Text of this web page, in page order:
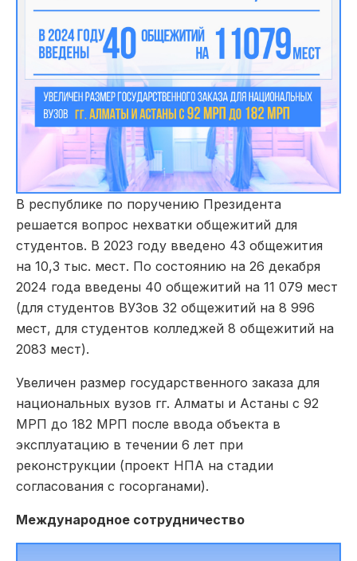
В республике по поручению Президента
решается вопрос нехватки общежитий для
студентов. В 2023 году введено 43 общежития
на 10,3 тыс. мест. По состоянию на 26 декабря
2024 года введены 40 общежитий на 11 079 мест
(для студентов ВУЗов 32 общежитий на 8 996
мест, для студентов колледжей 8 общежитий на
2083 мест).
Увеличен размер государственного заказа для
национальных вузов гг. Алматы и Астаны с 92
МРП до 182 МРП после ввода объекта в
эксплуатацию в течении 6 лет при
реконструкции (проект НПА на стадии
согласования с госорганами).
Международное сотрудничество